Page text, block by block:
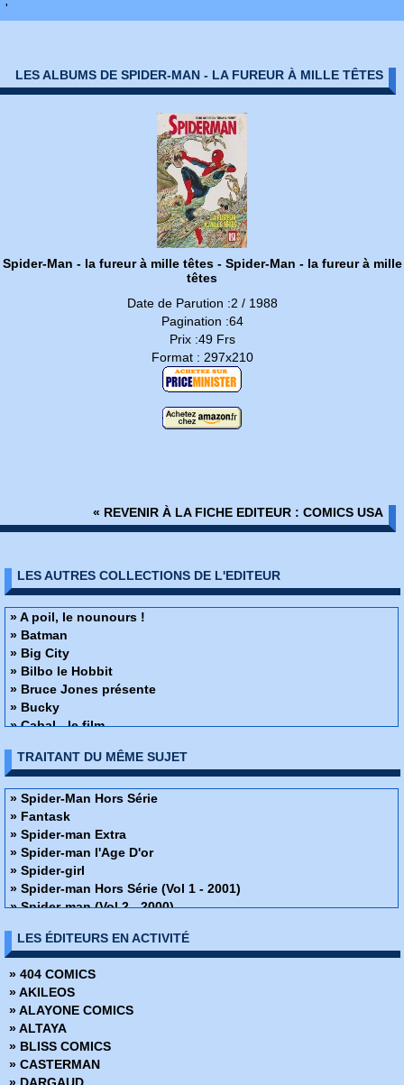
'
LES ALBUMS DE SPIDER-MAN - LA FUREUR À MILLE TÊTES
Spider-Man - la fureur à mille têtes - Spider-Man - la fureur à mille
têtes
Date de Parution :2 / 1988
Pagination :64
Prix :49 Frs
Format : 297x210
« REVENIR À LA FICHE EDITEUR : COMICS USA
LES AUTRES COLLECTIONS DE L'EDITEUR
» A poil, le nounours !
» Batman
» Big City
» Bilbo le Hobbit
» Bruce Jones présente
» Bucky
» Cabal - le film
» Cholly et Gobmouche
» Chroniques de l'Ere Xénozoïque
» Créatures de crêve
» Daredevil - Guerre et amour
» Dracula
» Elektra le retour
» Enfants du feu
» Fils du monde mutant
» Folies furieuses
» Hurlements
» Iron Wood
» Judge Dredd - Megacity blues
» Jurassic Park
» La Saga de Den
» Le Baron Rouge
» Le Masque à l'envers
» Les Angoisses d'Angus
TRAITANT DU MÊME SUJET
» Spider-Man Hors Série
» Fantask
» Spider-man Extra
» Spider-man l'Age D'or
» Spider-girl
» Spider-man Hors Série (Vol 1 - 2001)
» Spider-man (Vol 2 - 2000)
» Spider-man
» Spider-Man Magazine
Spider-Man - la fureur à mille têtes
» Spider-man
» Spidey
» Spider-man Magazine
» Spider-man - Les incontournables
» 3D Man - Spider-Man et les 4 Fantastiques
LES ÉDITEURS EN ACTIVITÉ
» 404 COMICS
» AKILEOS
» ALAYONE COMICS
» ALTAYA
» BLISS COMICS
» CASTERMAN
» DARGAUD